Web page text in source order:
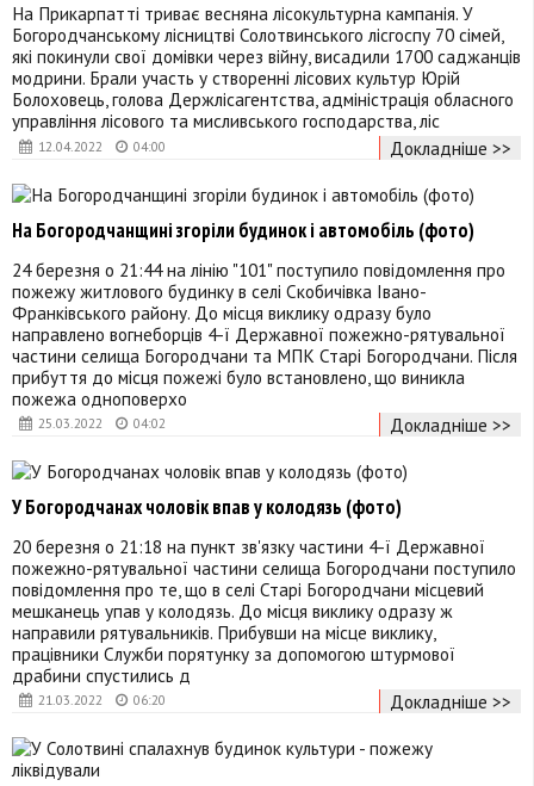
12.04.2022 04:00
На Прикарпатті триває весняна лісокультурна кампанія. У
Богородчанському лісництві Солотвинського лісгоспу 70 сімей,
які покинули свої домівки через війну, висадили 1700 саджанців
модрини. Брали участь у створенні лісових культур Юрій
Болоховець, голова Держлісагентства, адміністрація обласного
управління лісового та мисливського господарства, ліс
Докладніше >>
25.03.2022 04:02
На Богородчанщині згоріли будинок і автомобіль (фото)
24 березня о 21:44 на лінію "101" поступило повідомлення про
пожежу житлового будинку в селі Скобичівка Івано-
Франківського району. До місця виклику одразу було
направлено вогнеборців 4-ї Державної пожежно-рятувальної
частини селища Богородчани та МПК Старі Богородчани. Після
прибуття до місця пожежі було встановлено, що виникла
пожежа одноповерхо
Докладніше >>
21.03.2022 06:20
У Богородчанах чоловік впав у колодязь (фото)
20 березня о 21:18 на пункт зв'язку частини 4-ї Державної
пожежно-рятувальної частини селища Богородчани поступило
повідомлення про те, що в селі Старі Богородчани місцевий
мешканець упав у колодязь. До місця виклику одразу ж
направили рятувальників. Прибувши на місце виклику,
працівники Служби порятунку за допомогою штурмової
драбини спустились д
Докладніше >>